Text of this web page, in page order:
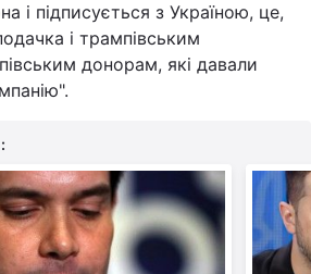
і підписується з Україною, це,
і трампівським
донорам, які давали